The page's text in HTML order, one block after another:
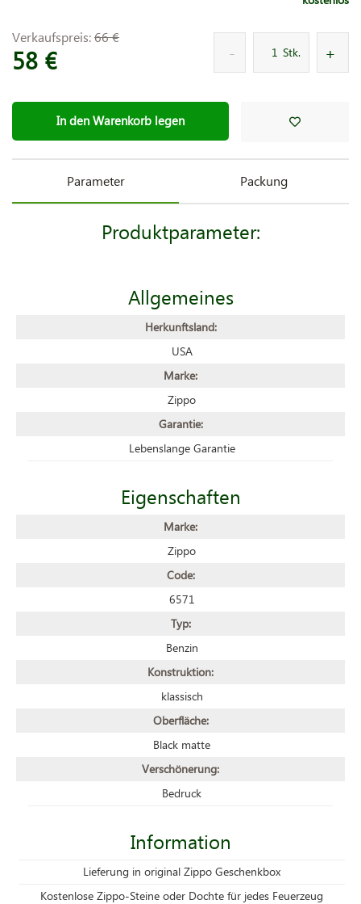
Verkaufspreis:66 €
58 € Stk.
In den Warenkorb legen
Parameter Packung
Produktparameter:
Allgemeines
Herkunftsland:
USA
Marke:
Zippo
Garantie:
Lebenslange Garantie
Eigenschaften
Marke:
Zippo
Code:
6571
Typ:
Benzin
Konstruktion:
klassisch
Oberfläche:
Black matte
Verschönerung:
Bedruck
Information
Lieferung in original Zippo Geschenkbox
Kostenlose Zippo-Steine oder Dochte für jedes Feuerzeug